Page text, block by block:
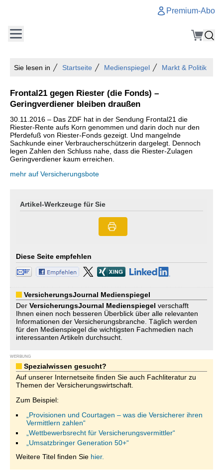
Premium-Abo
Sie lesen in Startseite Medienspiegel Markt & Politik
Frontal21 gegen Riester (die Fonds) –
Geringverdiener bleiben draußen
30.11.2016 – Das ZDF hat in der Sendung Frontal21 die
Riester-Rente aufs Korn genommen und darin doch nur den
Pferdefuß von Riester-Fonds gezeigt. Und mangelnde
Sachkunde einer Verbraucherschützerin dargelegt. Dennoch
legen Zahlen den Schluss nahe, dass die Riester-Zulagen
Geringverdiener kaum erreichen.
mehr auf Versicherungsbote
Artikel-Werkzeuge für Sie
Diese Seite empfehlen
VersicherungsJournal Medienspiegel
Der VersicherungsJournal Medienspiegel verschafft
Ihnen einen noch besseren Überblick über alle relevanten
Informationen der Versicherungsbranche. Täglich werden
für den Medienspiegel die wichtigsten Fachmedien nach
interessanten Artikeln durchsucht.
WERBUNG
Spezialwissen gesucht?
Auf unserer Internetseite finden Sie auch Fachliteratur zu
Themen der Versicherungswirtschaft.
Zum Beispiel:
„Provisionen und Courtagen – was die Versicherer ihren
Vermittlern zahlen“
„Wettbewerbsrecht für Versicherungsvermittler“
„Umsatzbringer Generation 50+“
Weitere Titel finden Sie hier.